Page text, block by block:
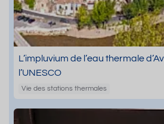
L’impluvium de l’eau thermale
l’UNESCO
Vie des stations thermales